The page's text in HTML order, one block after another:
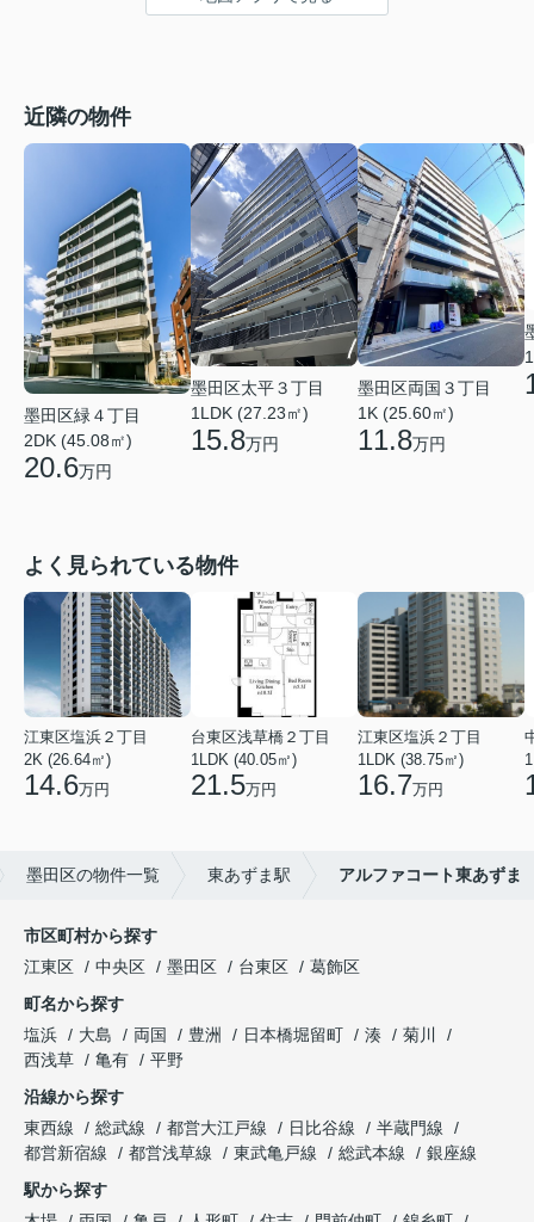
近隣の物件
墨田区緑４丁目
2DK (45.08㎡)
20.6万円
墨田区太平３丁目
1LDK (27.23㎡)
15.8万円
墨田区両国３丁目
1K (25.60㎡)
11.8万円
よく見られている物件
江東区塩浜２丁目
2K (26.64㎡)
14.6万円
台東区浅草橋２丁目
1LDK (40.05㎡)
21.5万円
江東区塩浜２丁目
1LDK (38.75㎡)
16.7万円
墨田区の物件一覧 東あずま駅 アルファコート東あずま
市区町村から探す
江東区
中央区 墨田区 台東区
葛飾区
町名から探す
塩浜
大島 両国 豊洲 日本橋堀留町 湊
菊川
西浅草
亀有
平野
沿線から探す
東西線
総武線 都営大江戸線 日比谷線
半蔵門線
都営新宿線
都営浅草線 東武亀戸線 総武本線
銀座線
駅から探す